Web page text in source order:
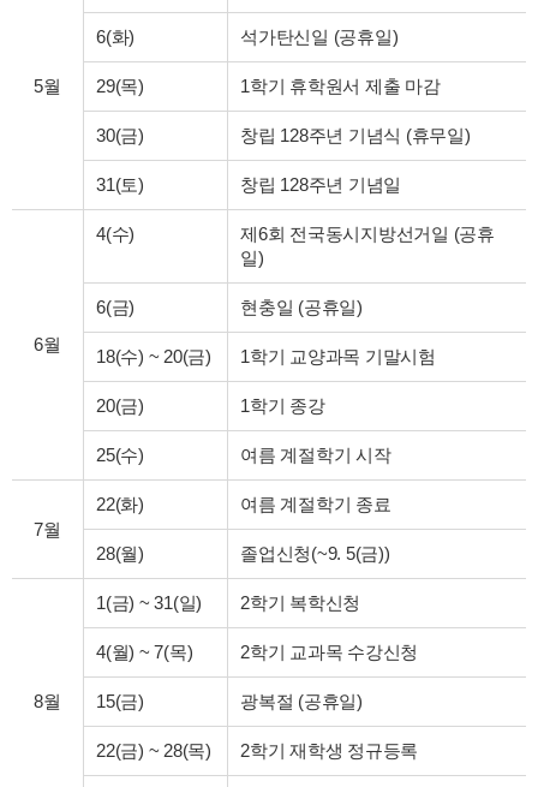
5월
6(화) 석가탄신일 (공휴일)
29(목) 1학기 휴학원서 제출 마감
30(금) 창립 128주년 기념식 (휴무일)
31(토) 창립 128주년 기념일
6월
4(수)
제6회 전국동시지방선거일 (공휴
일)
6(금) 현충일 (공휴일)
18(수) ~ 20(금) 1학기 교양과목 기말시험
20(금) 1학기 종강
25(수) 여름 계절학기 시작
7월
22(화) 여름 계절학기 종료
28(월) 졸업신청(~9. 5(금))
8월
1(금) ~ 31(일) 2학기 복학신청
4(월) ~ 7(목) 2학기 교과목 수강신청
15(금) 광복절 (공휴일)
22(금) ~ 28(목) 2학기 재학생 정규등록